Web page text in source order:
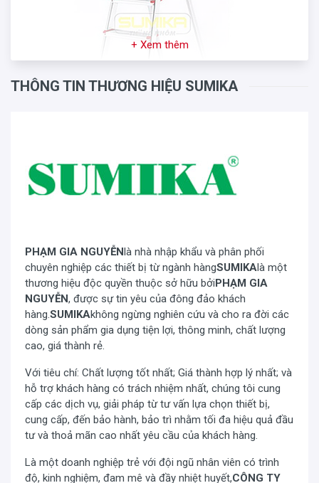
Thông số kỹ thuật thang ghế nhôm Sumika SKH-104:
Mã sản
phẩm
Sumika SKH-104
Kích thước
gấp
425 x 120 x 1390 mm
Chất liệu
Bậc ghế bằng nhôm Các nút bịt chân thang
bằng nhựa ABS
Số bậc
4
Trọng lượng
3 kg
Tải trọng
thang
150 kg
Bảo hành 12 tháng chính hãng
+ Xem thêm
THÔNG TIN THƯƠNG HIỆU SUMIKA
PHẠM GIA NGUYỄNlà nhà nhập khẩu và phân phối
chuyên nghiệp các thiết bị từ ngành hàngSUMIKAlà một
thương hiệu độc quyền thuộc sở hữu bởiPHẠM GIA
NGUYỄN, được sự tin yêu của đông đảo khách
hàng.SUMIKAkhông ngừng nghiên cứu và cho ra đời các
dòng sản phẩm gia dụng tiện lợi, thông minh, chất lượng
cao, giá thành rẻ.
Với tiêu chí: Chất lượng tốt nhất; Giá thành hợp lý nhất; và
hỗ trợ khách hàng có trách nhiệm nhất, chúng tôi cung
cấp các dịch vụ, giải pháp từ tư vấn lựa chọn thiết bị,
cung cấp, đến bảo hành, bảo trì nhằm tối đa hiệu quả đầu
tư và thoả mãn cao nhất yêu cầu của khách hàng.
Là một doanh nghiệp trẻ với đội ngũ nhân viên có trình
độ, kinh nghiệm, đam mê và đầy nhiệt huyết,CÔNG TY